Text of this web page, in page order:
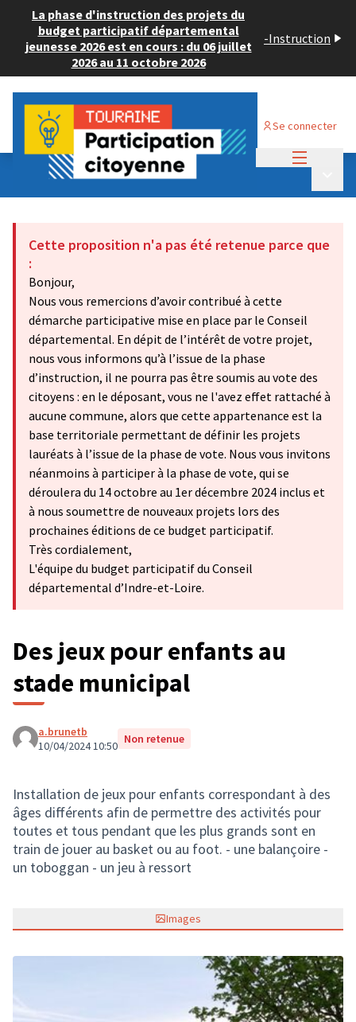
La phase d'instruction des projets du
budget participatif départemental
jeunesse 2026 est en cours : du 06 juillet
2026 au 11 octobre 2026
-Instruction
Se connecter
Budget Participatif ADULTE 2024
💡 Déposer un projet
Cette proposition n'a pas été retenue parce que
:
Bonjour,
Nous vous remercions d’avoir contribué à cette
démarche participative mise en place par le Conseil
départemental. En dépit de l’intérêt de votre projet,
nous vous informons qu’à l’issue de la phase
d’instruction, il ne pourra pas être soumis au vote des
citoyens : en le déposant, vous ne l'avez effet rattaché à
aucune commune, alors que cette appartenance est la
base territoriale permettant de définir les projets
lauréats à l’issue de la phase de vote. Nous vous invitons
néanmoins à participer à la phase de vote, qui se
déroulera du 14 octobre au 1er décembre 2024 inclus et
à nous soumettre de nouveaux projets lors des
prochaines éditions de ce budget participatif.
Très cordialement,
L'équipe du budget participatif du Conseil
départemental d’Indre-et-Loire.
Des jeux pour enfants au
stade municipal
a.brunetb
10/04/2024 10:50 Non retenue
Installation de jeux pour enfants correspondant à des
âges différents afin de permettre des activités pour
toutes et tous pendant que les plus grands sont en
train de jouer au basket ou au foot. - une balançoire -
un toboggan - un jeu à ressort
Images